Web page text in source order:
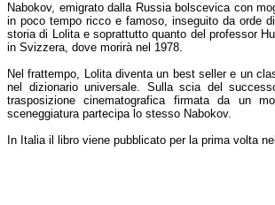
Nabokov, emigrato dalla Russia bolscevica con
in poco tempo ricco e famoso, inseguito da orde
storia di Lolita e soprattutto quanto del professor
in Svizzera, dove morirà nel 1978.
Nel frattempo, Lolita diventa un best seller e un
nel dizionario universale. Sulla scia del
trasposizione cinematografica firmata da un
sceneggiatura partecipa lo stesso Nabokov.
In Italia il libro viene pubblicato per la prima volta